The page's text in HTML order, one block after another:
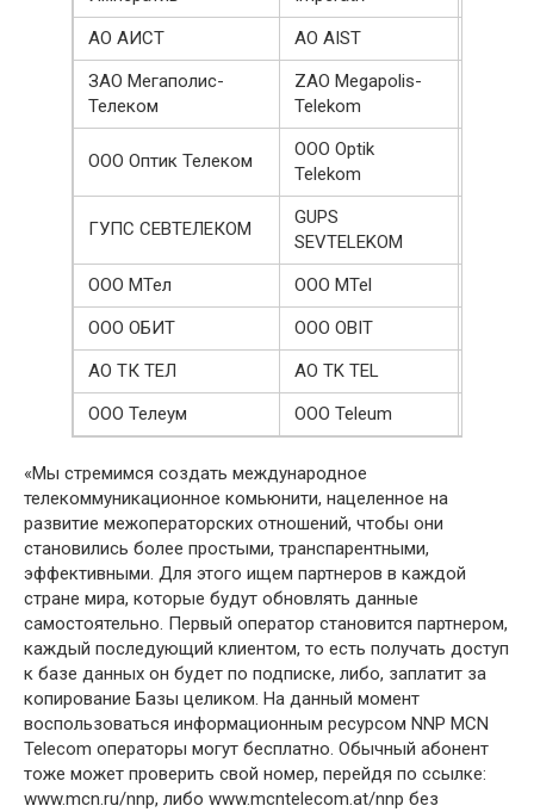
АО АИСТ
AO AIST
ЗАО Мегаполис-
Телеком
ZAO Megapolis-
Telekom
ООО Оптик Телеком
OOO Optik
Telekom
ГУПС СЕВТЕЛЕКОМ
GUPS
SEVTELEKOM
ООО МТел OOO MTel
ООО ОБИТ
OOO OBIT
АО ТК ТЕЛ
AO TK TEL
ООО Телеум
OOO Teleum
«Мы стремимся создать международное
телекоммуникационное комьюнити, нацеленное на
развитие межоператорских отношений, чтобы они
становились более простыми, транспарентными,
эффективными. Для этого ищем партнеров в каждой
стране мира, которые будут обновлять данные
самостоятельно. Первый оператор становится партнером,
каждый последующий клиентом, то есть получать доступ
к базе данных он будет по подписке, либо, заплатит за
копирование Базы целиком. На данный момент
воспользоваться информационным ресурсом NNP MCN
Telecom операторы могут бесплатно. Обычный абонент
тоже может проверить свой номер, перейдя по ссылке:
www.mcn.ru/nnp, либо www.mcntelecom.at/nnp без